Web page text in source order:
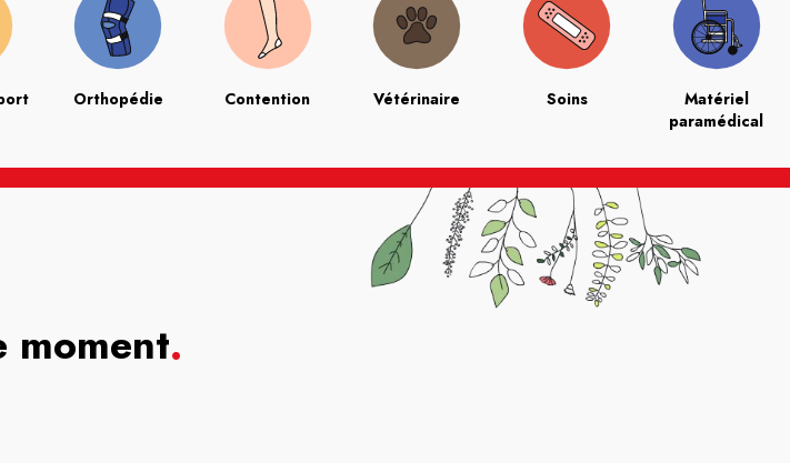
Orthopédie Contention Vétérinaire Soins
Matériel
paramédical
moment.